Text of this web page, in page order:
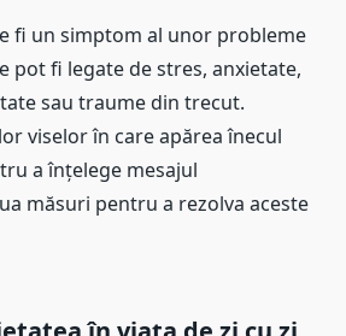
fi un simptom al unor probleme
pot fi legate de stres, anxietate,
sau traume din trecut.
viselor în care apărea înecul
a înțelege mesajul
măsuri pentru a rezolva aceste